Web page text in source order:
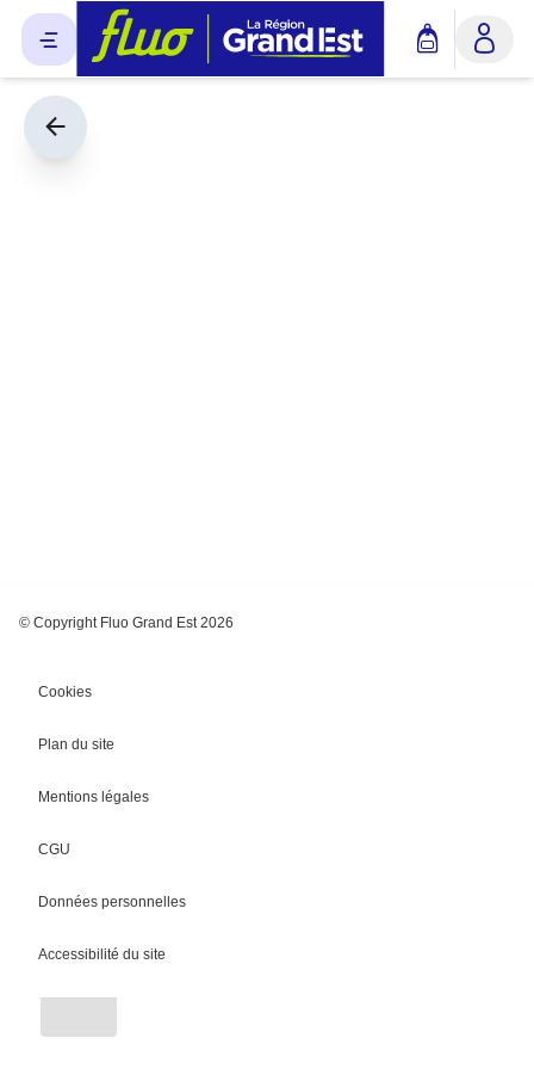
Chargement
© Copyright Fluo Grand Est 2026
Cookies
Plan du site
Mentions légales
CGU
Données personnelles
Accessibilité du site